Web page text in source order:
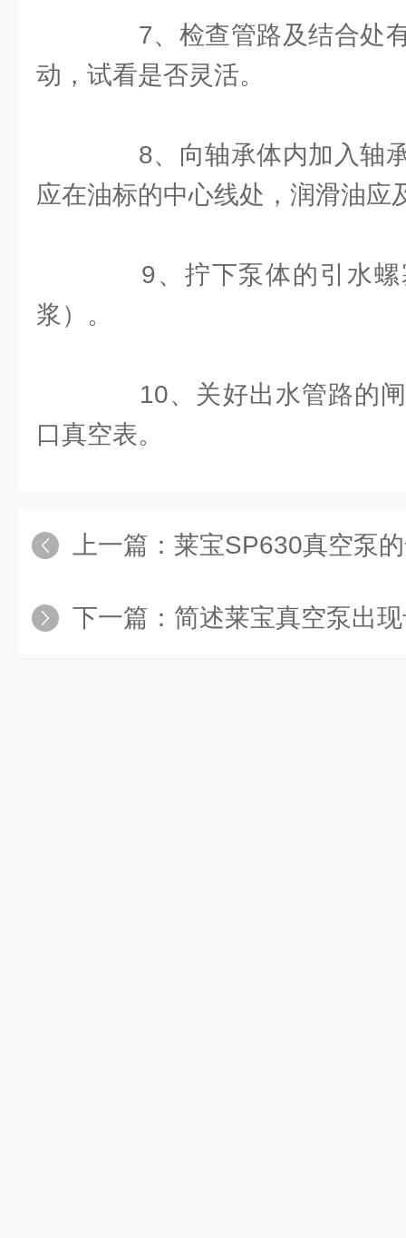
7、检查管路及结合处有
动，试看是否灵活。
8、向轴承体内加入轴承
应在油标的中心线处，润滑油应
9、拧下泵体的引水螺
浆）。
10、关好出水管路的闸
口真空表。
上一篇： 莱宝SP630真空泵的安装
下一篇： 简述莱宝真空泵出现卡